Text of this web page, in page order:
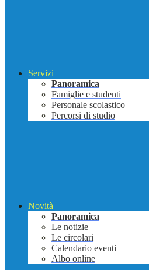
Servizi
Panoramica
Famiglie e studenti
Personale scolastico
Percorsi di studio
Novità
Panoramica
Le notizie
Le circolari
Calendario eventi
Albo online